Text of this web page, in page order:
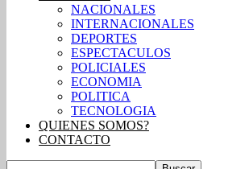
NACIONALES
INTERNACIONALES
DEPORTES
ESPECTACULOS
POLICIALES
ECONOMIA
POLITICA
TECNOLOGIA
QUIENES SOMOS?
CONTACTO